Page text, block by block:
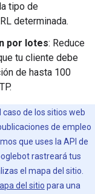
tipo de
determinada.
por lotes: Reduce
tu cliente debe
de hasta 100
caso de los sitios web
de empleo
que uses la API de
rastreará tus
el mapa del sitio.
del sitio para una